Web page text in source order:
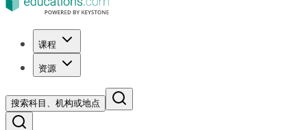
课程
资源
搜索科目、机构或地点